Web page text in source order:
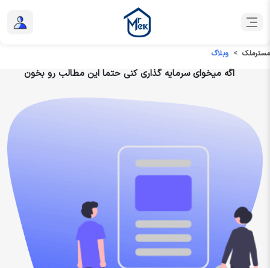
مسترملک وبلاگ
اگه میخوای سرمایه گذاری کنی حتماً این مطالب رو بخون